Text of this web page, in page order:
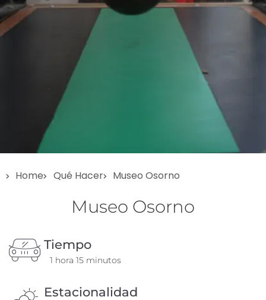
MUSEO
Home Qué Hacer Museo Osorno
Museo Osorno
Tiempo
1 hora 15 minutos
Estacionalidad